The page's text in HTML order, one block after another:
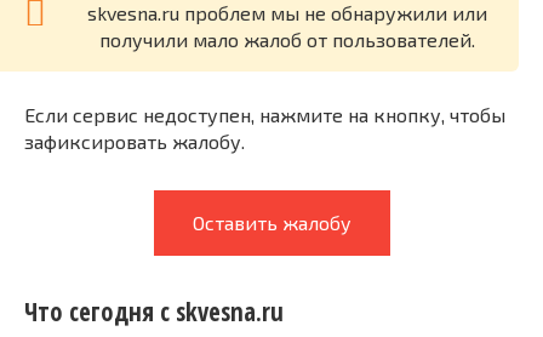
skvesna.ru проблем мы не обнаружили или
получили мало жалоб от пользователей.
Если сервис недоступен, нажмите на кнопку, чтобы
зафиксировать жалобу.
Оставить жалобу
Что сегодня с skvesna.ru